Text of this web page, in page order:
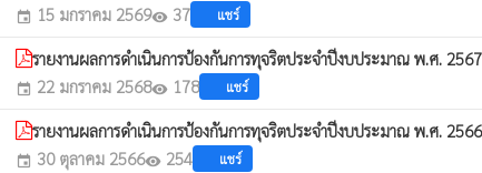
event 15 มกราคม 2569visibility 37 แชร์
รายงานผลการดำเนินการป้องกันการทุจริตประจำปีงบประมาณ พ.ศ.
event 22 มกราคม 2568visibility 178 แชร์
รายงานผลการดำเนินการป้องกันการทุจริตประจำปีงบประมาณ พ.ศ. 2566
event 30 ตุลาคม 2566visibility 254 แชร์